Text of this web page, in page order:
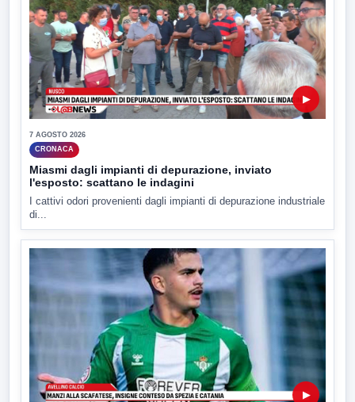
▶
7 AGOSTO 2026
CRONACA
Miasmi dagli impianti di depurazione, inviato
l'esposto: scattano le indagini
I cattivi odori provenienti dagli impianti di depurazione industriale
di...
▶